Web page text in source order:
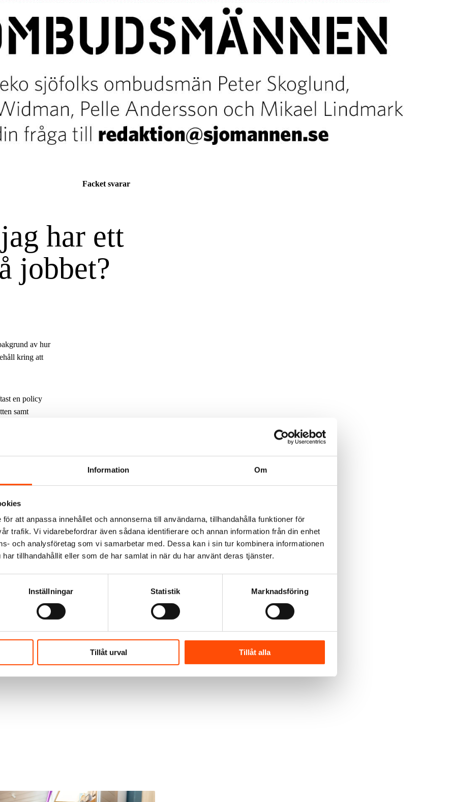
Information Om
att anpassa innehållet och annonserna till användarna, tillhandahålla funktioner för
trafik. Vi vidarebefordrar även sådana identifierare och annan information från din enhet
och analysföretag som vi samarbetar med. Dessa kan i sin tur kombinera informationen
tillhandahållit eller som de har samlat in när du har använt deras tjänster.
Inställningar Statistik Marknadsföring
Tillåt urval Tillåt alla
Facket svarar
har ett
jobbet?
av hur
kring att
en policy
samt
större
kan påverka
ett
och
eller
I sjöfarten
kan
reda ut
att reda
snåriga
väntar
De
att man fått
förenat med
och en att
inträffar.